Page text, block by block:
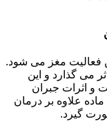
فعالیت مغز می شود.
می گذارد و این
و اثرات جبران
علاوه بر درمان
گیرد.